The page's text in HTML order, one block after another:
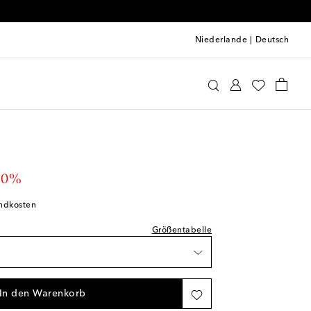
Niederlande Deutsch
Größentabelle
In den Warenkorb